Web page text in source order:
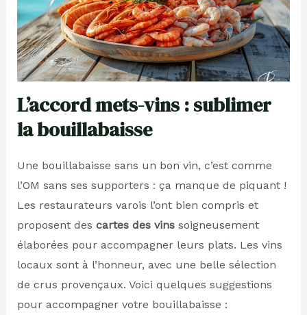
L’accord mets-vins : sublimer
la bouillabaisse
Une bouillabaisse sans un bon vin, c’est comme
l’OM sans ses supporters : ça manque de piquant !
Les restaurateurs varois l’ont bien compris et
proposent des cartes des vinssoigneusement
élaborées pour accompagner leurs plats. Les vins
locaux sont à l’honneur, avec une belle sélection
de crus provençaux. Voici quelques suggestions
pour accompagner votre bouillabaisse :